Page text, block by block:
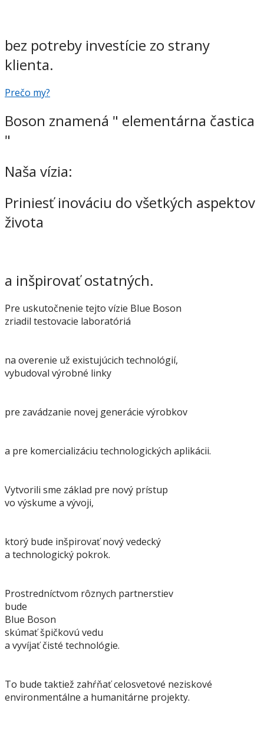
bez potreby investície zo strany
klienta.
Prečo my?
Boson znamená " elementárna častica
"
Naša vízia:
Priniesť inováciu do všetkých aspektov
života
a inšpirovať ostatných.
Pre uskutočnenie tejto vízie Blue Boson
zriadil testovacie laboratóriá
na overenie už existujúcich technológií,
vybudoval výrobné linky
pre zavádzanie novej generácie výrobkov
a pre komercializáciu technologických aplikácii.
Vytvorili sme základ pre nový prístup
vo výskume a vývoji,
ktorý bude inšpirovať nový vedecký
a technologický pokrok.
Prostredníctvom rôznych partnerstiev
bude
Blue Boson
skúmať špičkovú vedu
a vyvíjať čisté technológie.
To bude taktiež zahŕňať celosvetové neziskové
environmentálne a humanitárne projekty.